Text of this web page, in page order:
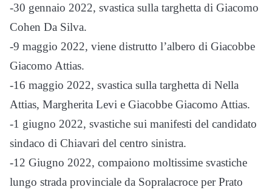
-30 gennaio 2022, svastica sulla targhetta di Giacomo
Cohen Da Silva.
-9 maggio 2022, viene distrutto l’albero di Giacobbe
Giacomo Attias.
-16 maggio 2022, svastica sulla targhetta di Nella
Attias, Margherita Levi e Giacobbe Giacomo Attias.
-1 giugno 2022, svastiche sui manifesti del candidato
sindaco di Chiavari del centro sinistra.
-12 Giugno 2022, compaiono moltissime svastiche
lungo strada provinciale da Sopralacroce per Prato